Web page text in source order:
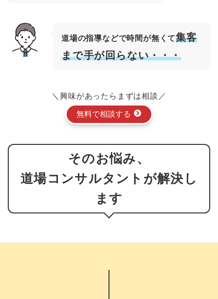
道場の指導などで時間が無くて集客
まで手が回らない・・・
＼興味があったらまずは相談／
無料で相談する
そのお悩み、
道場コンサルタントが解決し
ます